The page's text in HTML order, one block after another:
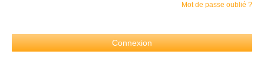
Mot de passe oublié ?